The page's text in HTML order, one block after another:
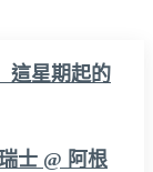
這星期起的
士 @ 阿根